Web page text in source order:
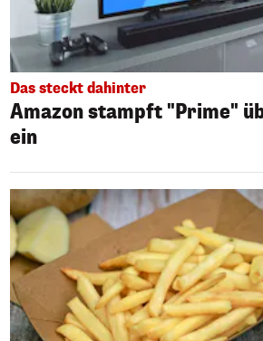
Das steckt dahinter
Amazon stampft "Prime"
ein